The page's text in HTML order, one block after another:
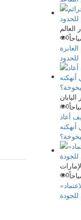
العالم
0
للحدود
اليابان
0
أعاد
أنهكته
0
«الفجيرة العلمي» عضواً مؤسسياً في إدارة الاعتماد
للجودة